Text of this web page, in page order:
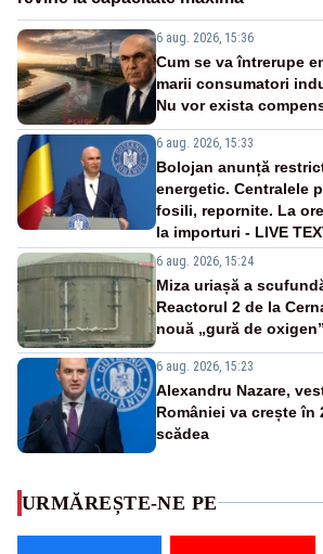
6 aug. 2026, 15:36
Cum se va întrerupe
marii consumatori
Nu vor exista
6 aug. 2026, 15:33
Bolojan anunță
energetic. Centralele
fosili, repornite. La
la importuri - LIVE
6 aug. 2026, 15:24
Miza uriașă a
Reactorul 2 de la
nouă „gură de oxigen”
6 aug. 2026, 15:23
Alexandru Nazare,
României va crește în
scădea
URMĂREȘTE-NE PE